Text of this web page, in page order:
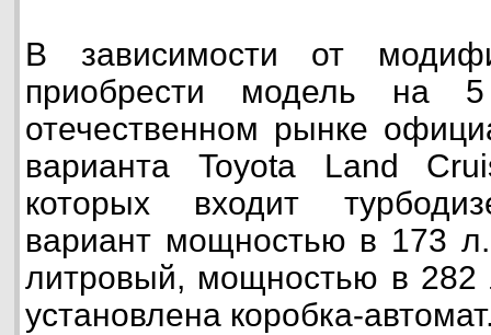
В зависимости от
приобрести модель
отечественном рынке
варианта Toyota Land
которых входит
вариант мощностью в 173
литровый, мощностью в 282
установлена коробка-